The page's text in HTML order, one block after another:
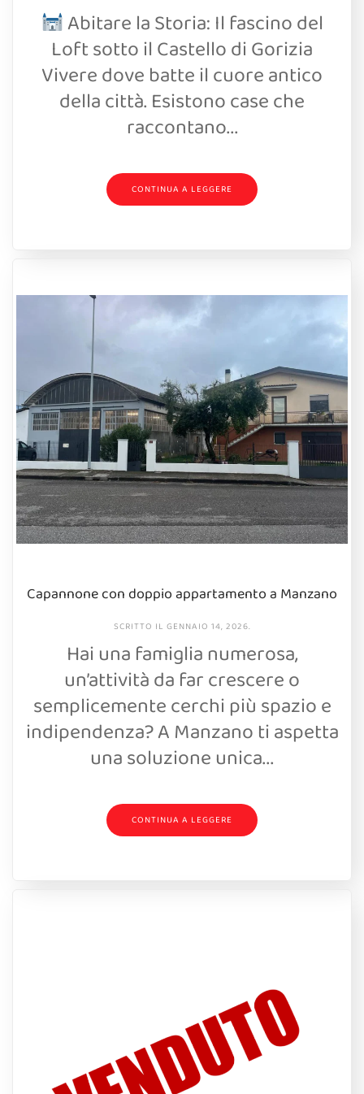
Abitare la Storia: Il fascino del
Loft sotto il Castello di Gorizia
Vivere dove batte il cuore antico
della città. Esistono case che
raccontano...
CONTINUA A LEGGERE
Capannone con doppio appartamento a Manzano
SCRITTO IL GENNAIO 14, 2026.
Hai una famiglia numerosa,
un’attività da far crescere o
semplicemente cerchi più spazio e
indipendenza? A Manzano ti aspetta
una soluzione unica...
CONTINUA A LEGGERE